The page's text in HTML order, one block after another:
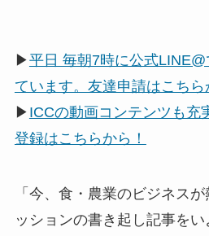
▶平日 毎朝7時に公式
ています。友達申請はこちら
▶ ICCの動画コンテンツも充
登録はこちらから！
「今、食・農業のビジネス
ッションの書き起し記事を